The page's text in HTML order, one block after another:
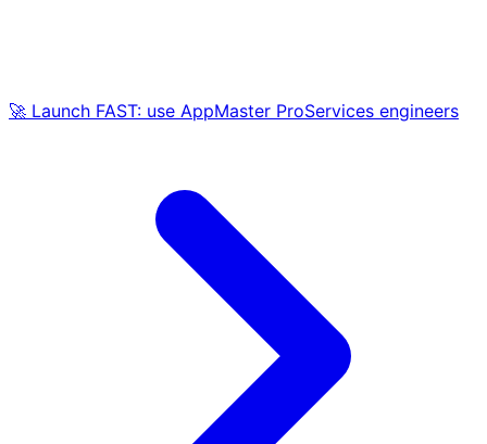
🚀 Launch FAST: use AppMaster ProServices engineers